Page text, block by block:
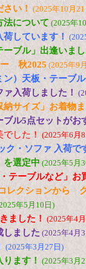
い！ (2025年10月
法について (2025年
荷しています！
ブル」出逢いま
秋2025 (2025年9
）天板・テーブ
入荷しました！
サイズ」お着物
ブル5点セットが
した！ (2025年6月
ク・ソファ 入荷で
を選定中 (2025年5月
テーブルなど」お
レクションから
年5月10日)
ました！ (2025年4
しました (2025年4月
(2025年3月27日)
ます！ (2025年3月